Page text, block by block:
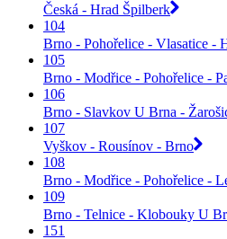
Česká - Hrad Špilberk
104
Brno - Pohořelice - Vlasatice -
105
Brno - Modřice - Pohořelice -
106
Brno - Slavkov U Brna -
107
Vyškov - Rousínov - Brno
108
Brno - Modřice - Pohořelice -
109
Brno - Telnice - Klobouky U
151